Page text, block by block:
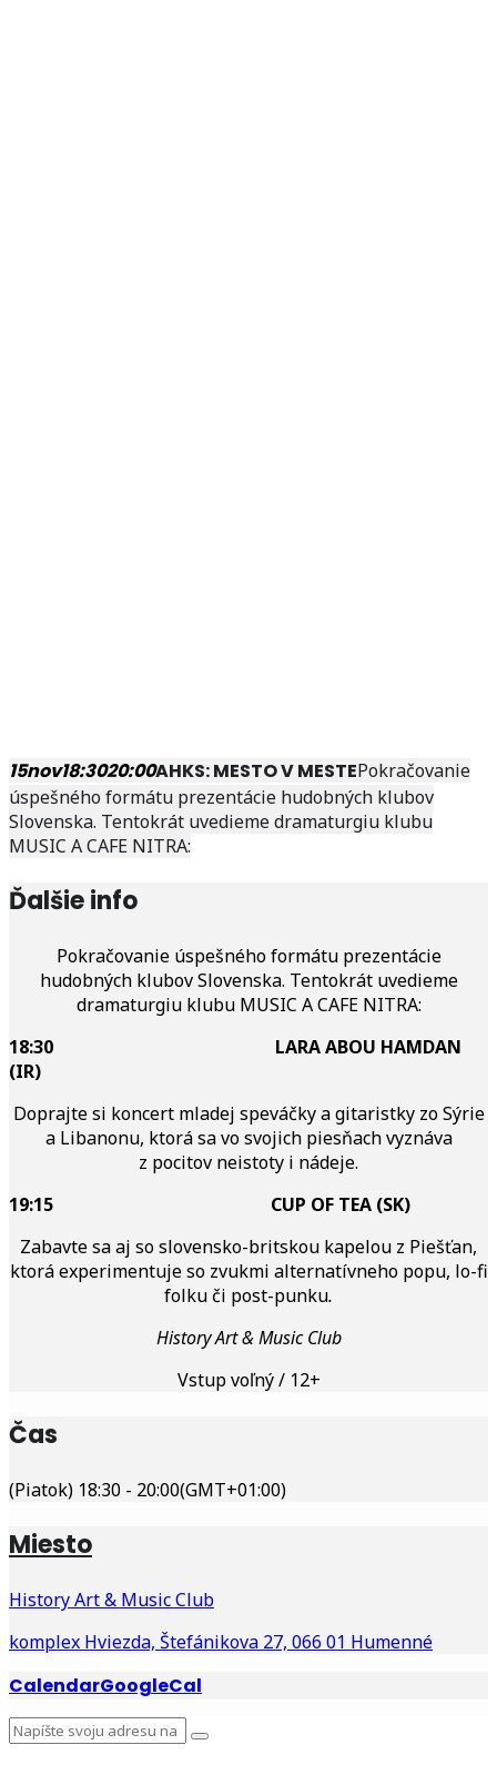
15nov18:3020:00AHKS: MESTO V MESTEPokračovanie
úspešného formátu prezentácie hudobných klubov
Slovenska. Tentokrát uvedieme dramaturgiu klubu
MUSIC A CAFE NITRA:
Ďalšie info
Pokračovanie úspešného formátu prezentácie
hudobných klubov Slovenska. Tentokrát uvedieme
dramaturgiu klubu MUSIC A CAFE NITRA:
18:30 LARA ABOU HAMDAN
(IR)
Doprajte si koncert mladej speváčky a gitaristky zo Sýrie
a Libanonu, ktorá sa vo svojich piesňach vyznáva
z pocitov neistoty i nádeje.
19:15 CUP OF TEA (SK)
Zabavte sa aj so slovensko-britskou kapelou z Piešťan,
ktorá experimentuje so zvukmi alternatívneho popu, lo-fi
folku či post-punku.
History Art & Music Club
Vstup voľný / 12+
Čas
(Piatok) 18:30 - 20:00(GMT+01:00)
Miesto
History Art & Music Club
komplex Hviezda, Štefánikova 27, 066 01 Humenné
CalendarGoogleCal